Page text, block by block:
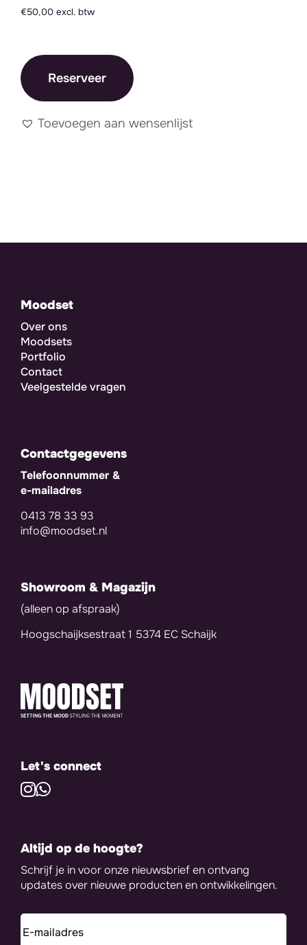
€50,00 excl. btw
Reserveer
Toevoegen aan wensenlijst
Moodset
Over ons
Moodsets
Portfolio
Contact
Veelgestelde vragen
Contactgegevens
Telefoonnummer &
e-mailadres
0413 78 33 93
info@moodset.nl
Showroom & Magazijn
(alleen op afspraak)
Hoogschaijksestraat 1 5374 EC Schaijk
Let's connect
Altijd op de hoogte?
Schrijf je in voor onze nieuwsbrief en ontvang
updates over nieuwe producten en ontwikkelingen.